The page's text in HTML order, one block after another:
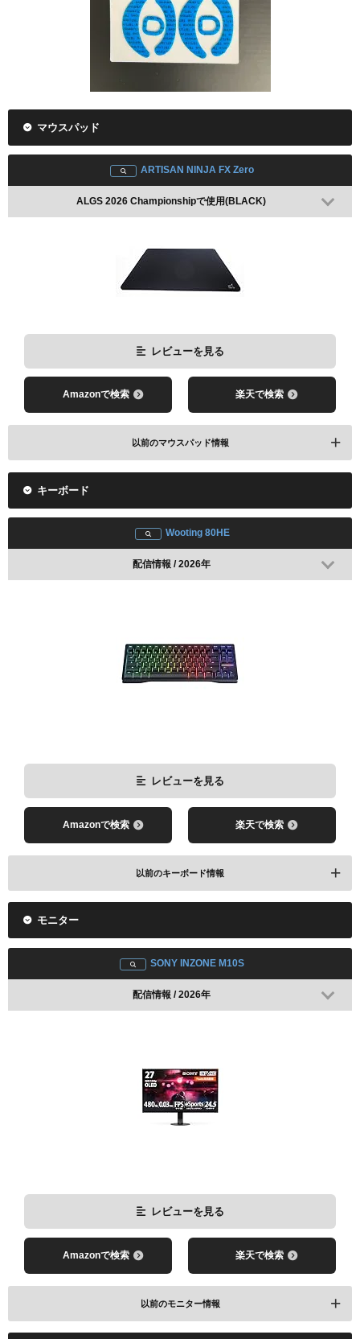
マウスパッド
ARTISAN NINJA FX Zero
ALGS 2026 Championshipで使用(BLACK)
レビューを見る
Amazonで検索 楽天で検索
以前のマウスパッド情報
Amazonで検索 楽天で検索
レビューを見る
Amazonで検索 楽天で検索
キーボード
Wooting 80HE
配信情報 / 2026年
レビューを見る
Amazonで検索 楽天で検索
以前のキーボード情報
モニター
SONY INZONE M10S
配信情報 / 2026年
レビューを見る
Amazonで検索 楽天で検索
以前のモニター情報